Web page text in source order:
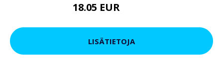
18.05 EUR
LISÄTIETOJA